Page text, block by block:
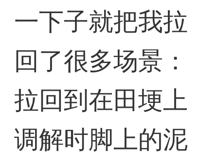
一下子就把我拉
回了很多场景：
拉回到在田埂上
调解时脚上的泥